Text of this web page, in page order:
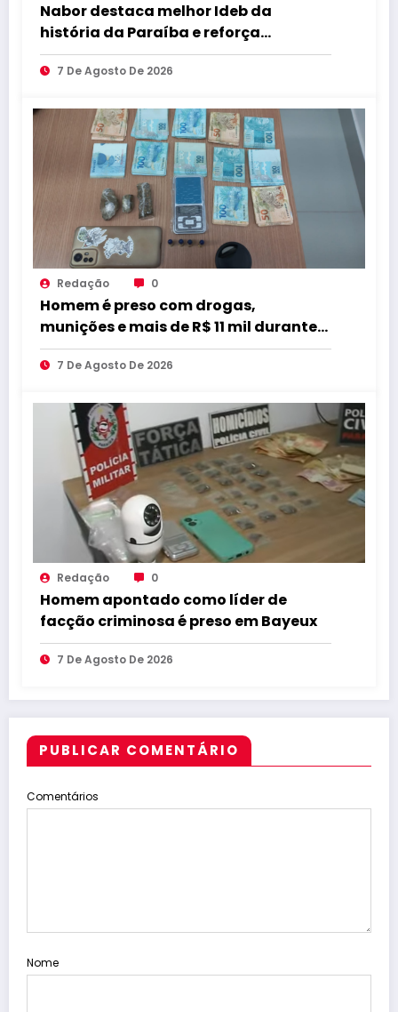
Nabor destaca melhor Ideb da
história da Paraíba e reforça
compromisso com educação de
qualidade
7 De Agosto De 2026
Redação 0
Homem é preso com drogas,
munições e mais de R$ 11 mil durante
operação em Marcação
7 De Agosto De 2026
Redação 0
Homem apontado como líder de
facção criminosa é preso em Bayeux
7 De Agosto De 2026
PUBLICAR COMENTÁRIO
Comentários
Nome